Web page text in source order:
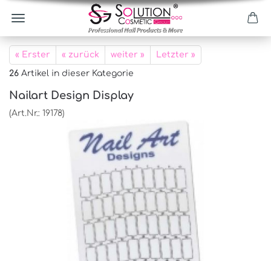
« Erster « zurück weiter » Letzter »
26 Artikel in dieser Kategorie
Nailart Design Display
(Art.Nr.: 19178)